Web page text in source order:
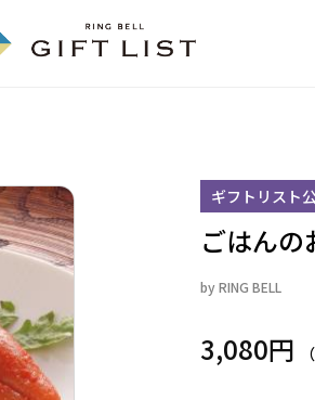
ギフトリスト
ごはんの
byRING BELL
3,080円